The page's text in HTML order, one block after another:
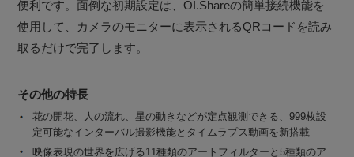
便利です。面倒な初期設定は、OI.Shareの簡単接続機能を
使用して、カメラのモニターに表示されるQRコードを読み
取るだけで完了します。
その他の特長
花の開花、人の流れ、星の動きなどが定点観測できる、999枚設
定可能なインターバル撮影機能とタイムラプス動画を新搭載
映像表現の世界を広げる11種類のアートフィルターと5種類のア